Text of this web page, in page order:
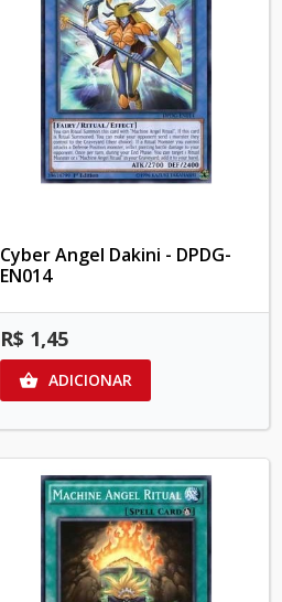
Cyber Angel Dakini - DPDG-
EN014
R$ 1,45
 ADICIONAR